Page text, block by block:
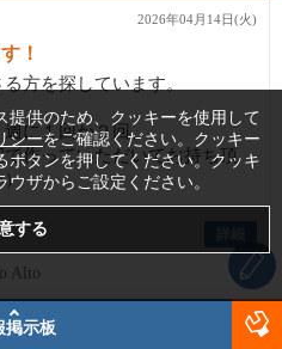
2026年04月14日(火)
！
方を探しています。
に１回か２回、
作っていただいてお持ち頂
）
Alto
2026年05月25日(月)
掲示板
提供のため、クッキーを使用して
シーをご確認ください。クッキー
ボタンを押してください。クッキ
ザからご設定ください。